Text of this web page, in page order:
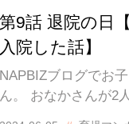
第9話 退院の日
入院した話】
NAPBIZブログでお
ん。 おなかさんが